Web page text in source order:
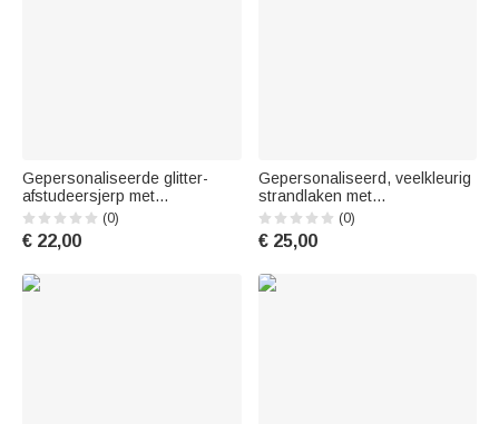
Gepersonaliseerde glitter-
afstudeersjerp met
cartoonfiguur, voorzien van
naam, jaartal en schoolnaam –
Class of 2026 –
studenten
(0)
€ 22,00
Gepersonaliseerd, veelkleurig
strandlaken met
honkbalspeler-silhouet,
sneldrogend, met naam en
nummer – een cadeau voor de
reisgeschenk voor
(0)
€ 25,00